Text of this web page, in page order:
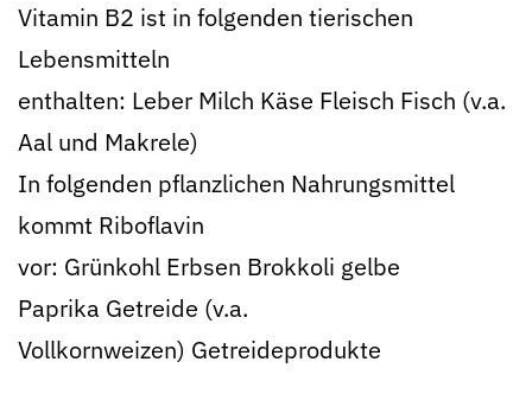
Vitamin B2 ist in folgenden tierischen
Lebensmitteln
enthalten: Leber Milch Käse Fleisch Fisch (v.a.
Aal und Makrele)
In folgenden pflanzlichen Nahrungsmittel
kommt Riboflavin
vor: Grünkohl Erbsen Brokkoli gelbe
Paprika Getreide (v.a.
Vollkornweizen) Getreideprodukte